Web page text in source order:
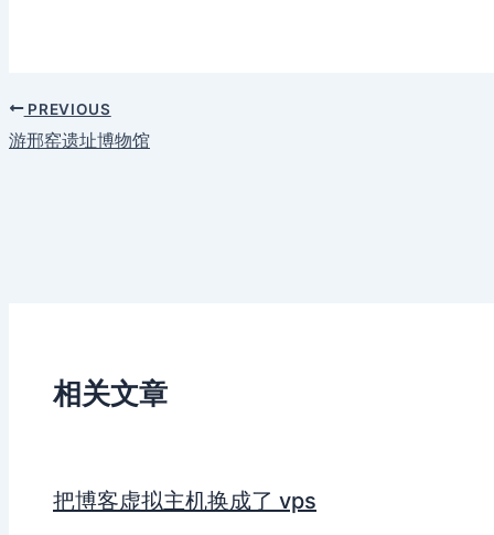
PREVIOUS
游邢窑遗址博物馆
相关文章
把博客虚拟主机换成了 vps